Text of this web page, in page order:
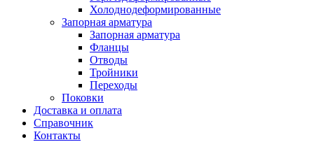
Холоднодеформированные
Запорная арматура
Запорная арматура
Фланцы
Отводы
Тройники
Переходы
Поковки
Доставка и оплата
Справочник
Контакты